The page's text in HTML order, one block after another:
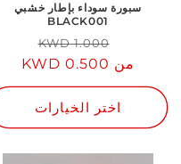
سبورة سوداء بإطار خشبي
BLACK001
السعر
العادي
1.000 KWD
سعر
مخفض
من 0.500 KWD
اختر الخيارات